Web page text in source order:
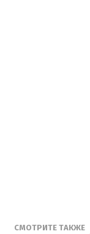
СМОТРИТЕ ТАКЖЕ